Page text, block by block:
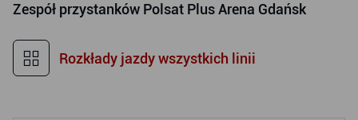
Zespół przystanków Polsat Plus Arena Gdańsk
Rozkłady jazdy wszystkich linii